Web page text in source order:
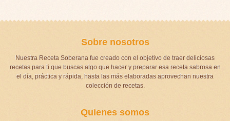
Sobre nosotros
Nuestra Receta Soberana fue creado con el objetivo de traer deliciosas
recetas para ti que buscas algo que hacer y preparar esa receta sabrosa en
el día, práctica y rápida, hasta las más elaboradas aprovechan nuestra
colección de recetas.
Quienes somos